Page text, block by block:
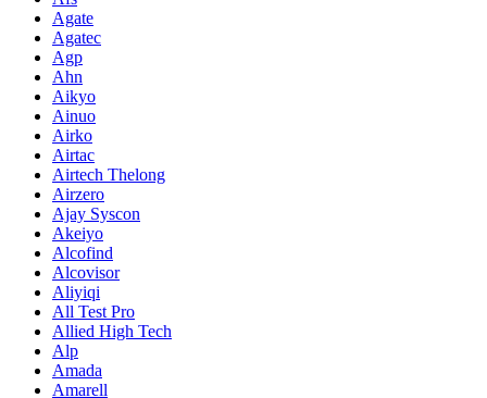
Agate
Agatec
Agp
Ahn
Aikyo
Ainuo
Airko
Airtac
Airtech Thelong
Airzero
Ajay Syscon
Akeiyo
Alcofind
Alcovisor
Aliyiqi
All Test Pro
Allied High Tech
Alp
Amada
Amarell